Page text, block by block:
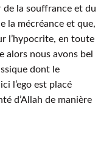
la souffrance et du
la mécréance et que,
l’hypocrite, en toute
alors nous avons bel
dont le
l’ego est placé
d’Allah de manière